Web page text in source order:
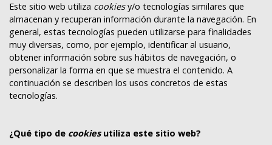
Este sitio web utiliza cookiesy/o tecnologías similares que
almacenan y recuperan información durante la navegación. En
general, estas tecnologías pueden utilizarse para finalidades
muy diversas, como, por ejemplo, identificar al usuario,
obtener información sobre sus hábitos de navegación, o
personalizar la forma en que se muestra el contenido. A
continuación se describen los usos concretos de estas
tecnologías.
¿Qué tipo de cookiesutiliza este sitio web?